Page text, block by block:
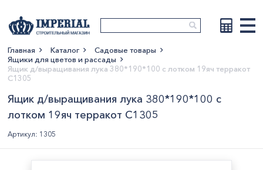
Показать больше
Главная Каталог
Садовые товары
Ящики для цветов и рассады
Ящик д/выращивания лука 380*190*100 с лотком 19яч терракот
С1305
Ящик д/выращивания лука 380*190*100 с
лотком 19яч терракот С1305
Артикул: 1305